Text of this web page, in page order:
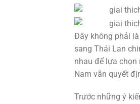
Đây không phải
sang Thái Lan
nhau để lựa chọn
Nam vẫn quyết
Trước những ý